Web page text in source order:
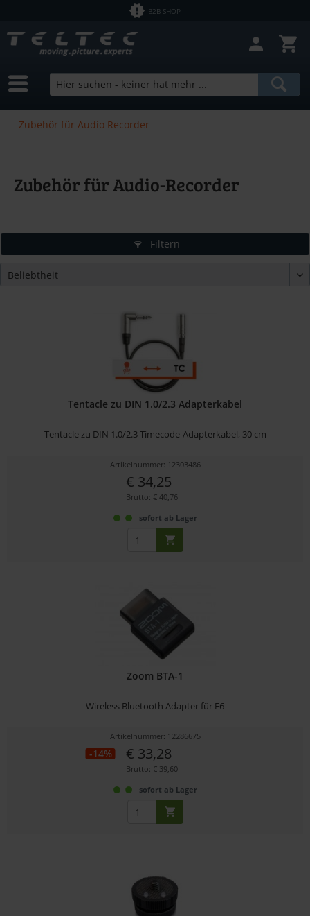
B2B SHOP
Zubehör für Audio Recorder
Zubehör für Audio-Recorder
Filtern
Tentacle zu DIN 1.0/2.3 Adapterkabel
Tentacle zu DIN 1.0/2.3 Timecode-Adapterkabel, 30 cm
Artikelnummer: 12303486
€ 34,25
Brutto: € 40,76
sofort ab Lager
Zoom BTA-1
Wireless Bluetooth Adapter für F6
Artikelnummer: 12286675
-14% € 33,28
Brutto: € 39,60
sofort ab Lager